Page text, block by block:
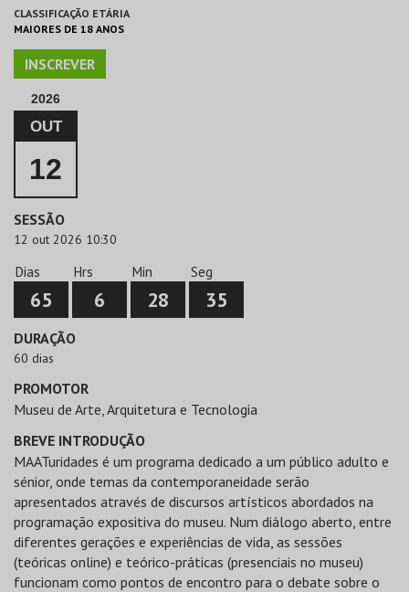
CLASSIFICAÇÃO ETÁRIA
MAIORES DE 18 ANOS
INSCREVER
2026
OUT
12
SESSÃO
12 out 2026 10:30
Dias
65
Hrs
6
Min
28
Seg
34
DURAÇÃO
60 dias
PROMOTOR
Museu de Arte, Arquitetura e Tecnologia
BREVE INTRODUÇÃO
MAATuridades é um programa dedicado a um público adulto e
sénior, onde temas da contemporaneidade serão
apresentados através de discursos artísticos abordados na
programação expositiva do museu. Num diálogo aberto, entre
diferentes gerações e experiências de vida, as sessões
(teóricas online) e teórico-práticas (presenciais no museu)
funcionam como pontos de encontro para o debate sobre o